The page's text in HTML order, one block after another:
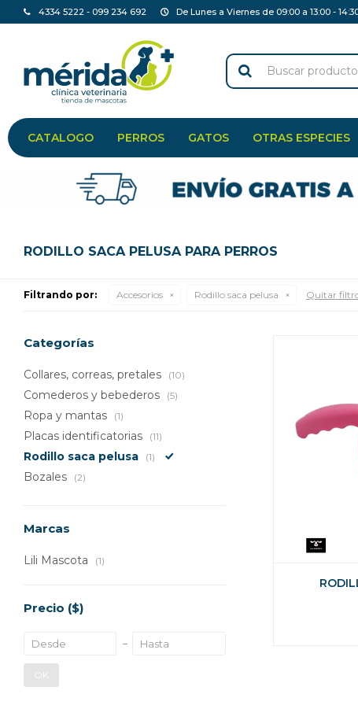
CATALOGO PERROS GATOS OTRAS ESPECIES
4334 5222 - 099 234 692 De Lunes a Viernes de 09:00 a 13:00 -
RODILLO SACA PELUSA PARA PERROS
Filtrando por: Accesorios Rodillo saca pelusa Quitar
Categorías
Collares, correas, pretales (10)
Comederos y bebederos (5)
Ropa y mantas (1)
Placas identificatorias (11)
Rodillo saca pelusa (1)
Bozales (2)
Marcas
Lili Mascota (1)
Precio ($)
OK